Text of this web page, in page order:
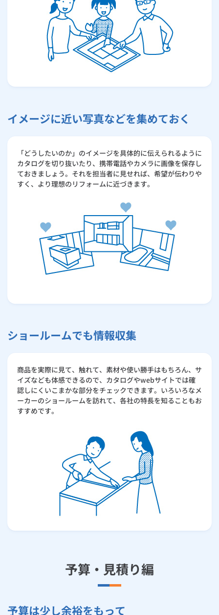
イメージに近い写真などを集めておく
「どうしたいのか」のイメージを具体的に伝えられるように
カタログを切り抜いたり、携帯電話やカメラに画像を保存し
ておきましょう。それを担当者に見せれば、希望が伝わりや
すく、より理想のリフォームに近づきます。
ショールームでも情報収集
商品を実際に見て、触れて、素材や使い勝手はもちろん、サ
イズなども体感できるので、カタログやwebサイトでは確
認しにくいこまかな部分をチェックできます。いろいろなメ
ーカーのショールームを訪れて、各社の特長を知ることもお
すすめです。
予算・見積り編
予算は少し余裕をもって